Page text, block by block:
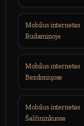
Mobilus internetas
Rudaminoje
Mobilus internetas
Bezdoniųose
Mobilus internetas
Šalčininkuose